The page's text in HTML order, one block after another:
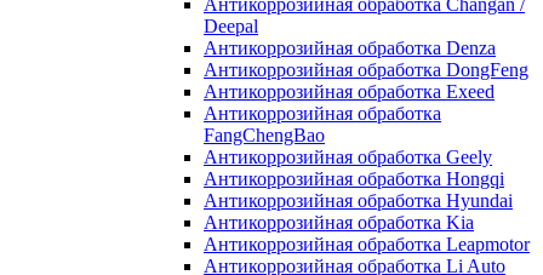
Антикоррозийная обработка Changan /
Deepal
Антикоррозийная обработка Denza
Антикоррозийная обработка DongFeng
Антикоррозийная обработка Exeed
Антикоррозийная обработка
FangChengBao
Антикоррозийная обработка Geely
Антикоррозийная обработка Hongqi
Антикоррозийная обработка Hyundai
Антикоррозийная обработка Kia
Антикоррозийная обработка Leapmotor
Антикоррозийная обработка Li Auto